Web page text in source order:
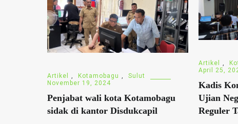
Artikel , Kotamobagu ,
Sulut
November 19, 2024
Penjabat wali kota Kotamobagu
sidak di kantor Disdukcapil
Artikel
April 25,
Kadis
Ujian
Reguler